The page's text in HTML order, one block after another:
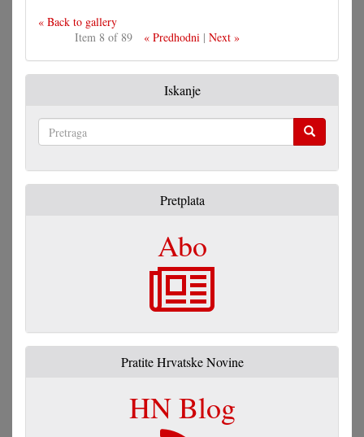
« Back to gallery
Item 8 of 89
« Predhodni| Next »
Iskanje
Pretplata
Abo
Pratite Hrvatske Novine
HN Blog